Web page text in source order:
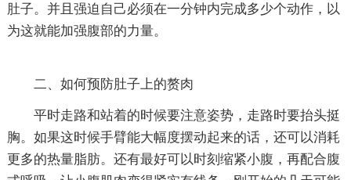
肚子。并且强迫自己必须在一分钟内完成多少个动作，以
为这就能加强腹部的力量。
二、如何预防肚子上的赘肉
平时走路和站着的时候要注意姿势，走路时要抬头挺
胸。如果这时候手臂能大幅度摆动起来的话，还可以消耗
更多的热量脂肪。还有最好可以时刻缩紧小腹，再配合腹